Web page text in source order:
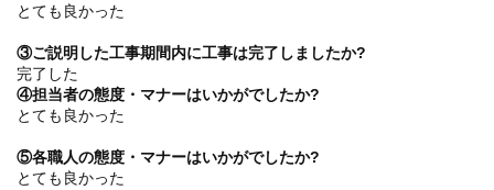
とても良かった
③ご説明した工事期間内に工事は完了しましたか?
完了した
④担当者の態度・マナーはいかがでしたか?
とても良かった
⑤各職人の態度・マナーはいかがでしたか?
とても良かった